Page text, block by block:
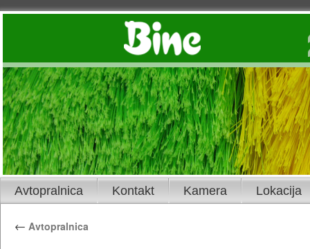
Avtopralnica Kontakt Kamera Lokacija
← Avtopralnica